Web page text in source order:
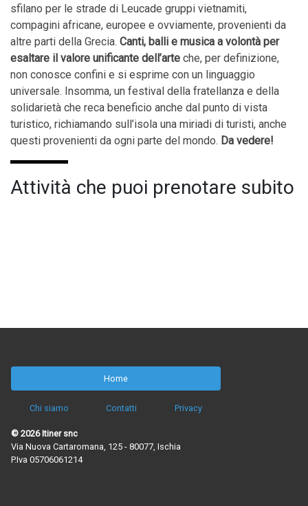
sfilano per le strade di Leucade gruppi vietnamiti,
compagini africane, europee e ovviamente, provenienti da
altre parti della Grecia. Canti, balli e musica a volontà per
esaltare il valore unificante dell’arte che, per definizione,
non conosce confini e si esprime con un linguaggio
universale. Insomma, un festival della fratellanza e della
solidarietà che reca beneficio anche dal punto di vista
turistico, richiamando sull’isola una miriadi di turisti, anche
questi provenienti da ogni parte del mondo. Da vedere!
Attività che puoi prenotare subito
Home
Chi siamo Contatti Privacy
© 2026 Itiner snc
Via Nuova Cartaromana, 125 - 80077, Ischia
P.Iva 05706061214